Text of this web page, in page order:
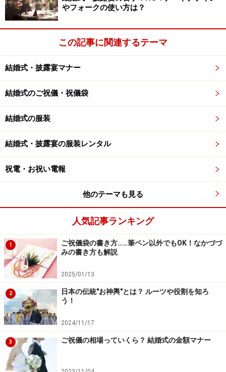
やフォークの使い方は？
この記事に関連するテーマ
結婚式・披露宴マナー
結婚式のご祝儀・祝儀袋
結婚式の服装
結婚式・披露宴の服装レンタル
祝電・お祝い電報
他のテーマも見る
人気記事ランキング
1
ご祝儀袋の書き方……筆ペン以外でもOK！なかづづ
みの書き方も解説
2025/01/13
2
日本の伝統"お神輿"とは？ ルーツや役割を知ろ
う！
2024/11/17
3 ご祝儀の相場っていくら？ 結婚式の金額マナー